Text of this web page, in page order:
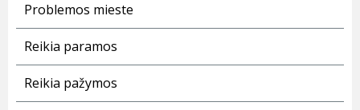
Problemos mieste
Reikia paramos
Reikia pažymos